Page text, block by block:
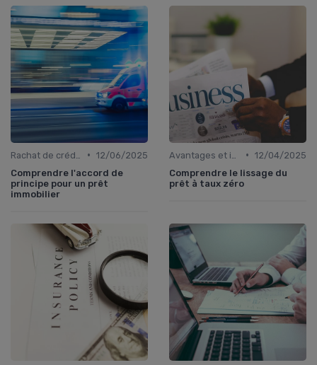
• 12/06/2025
Comprendre l'accord de
principe pour un prêt
immobilier
• 12/04/2025
Comprendre le lissage du
prêt à taux zéro